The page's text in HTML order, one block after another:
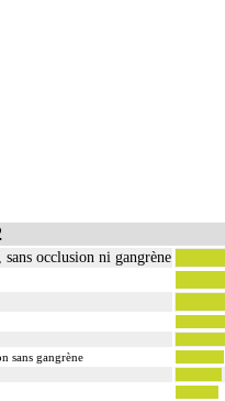
occlusion ni gangrène
sans gangrène